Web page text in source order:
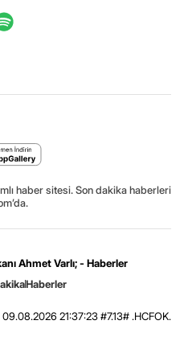
haber sitesi. Son dakika haberleri
Ahmet Varlı; - Haberler
Haberler
09.08.2026 21:37:23 #7.13# .HCFOK.